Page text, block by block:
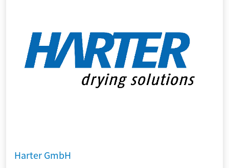
Harter GmbH